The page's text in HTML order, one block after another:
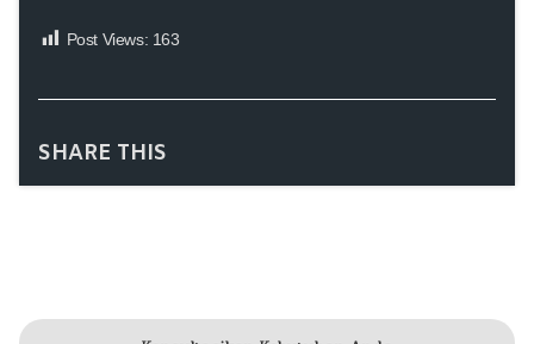
Post Views: 163
SHARE THIS